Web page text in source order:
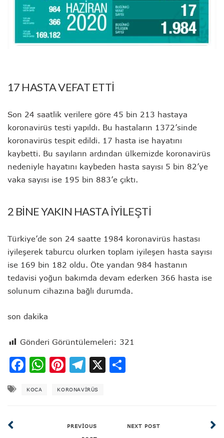
17 HASTA VEFAT ETTİ
Son 24 saatlik verilere göre 45 bin 213 hastaya
koronavirüs testi yapıldı. Bu hastaların 1372’sinde
koronavirüs tespit edildi. 17 hasta ise hayatını
kaybetti. Bu sayıların ardından ülkemizde koronavirüs
nedeniyle hayatını kaybeden hasta sayısı 5 bin 82’ye
vaka sayısı ise 195 bin 883’e çıktı.
2 BİNE YAKIN HASTA İYİLEŞTİ
Türkiye’de son 24 saatte 1984 koronavirüs hastası
iyileşerek taburcu olurken toplam iyileşen hasta sayısı
ise 169 bin 182 oldu. Öte yandan 984 hastanın
tedavisi yoğun bakımda devam ederken 366 hasta ise
solunum cihazına bağlı durumda.
son dakika
Gönderi Görüntülemeleri: 321
Facebook
WhatsApp
Pinterest
Telegram
X
KOCA KORONAVIRÜS
PREVIOUS NEXT POST